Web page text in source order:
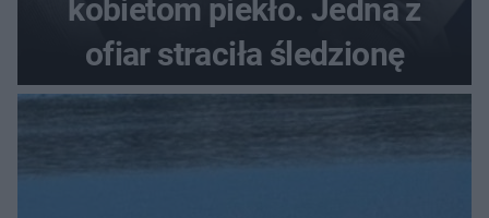
kobietom piekło. Jedna z
ofiar straciła śledzionę